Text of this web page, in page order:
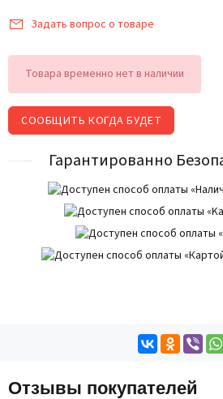
Задать вопрос о товаре
Товара временно нет в наличии
СООБЩИТЬ КОГДА БУДЕТ
Гарантированно
Отзывы покупателей